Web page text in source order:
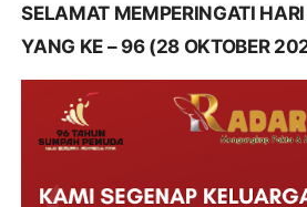
SELAMAT MEMPERINGATI
YANG KE – 96 (28 OKTOBER